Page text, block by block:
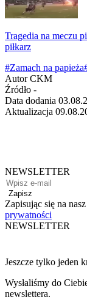
Tragedia na meczu
piłkarz
#Zamach na papieża
Autor CKM
Źródło -
Data dodania
Aktualizacja
NEWSLETTER
Zapisz
Zapisując się na
prywatności
NEWSLETTER
Jeszcze tylko jeden
Wysłaliśmy do
newslettera.